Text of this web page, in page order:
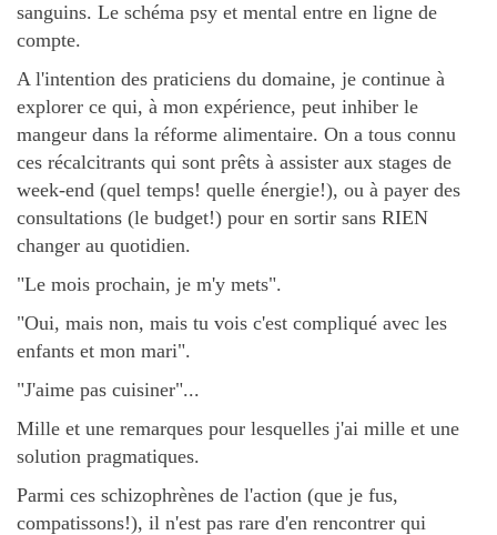
sanguins. Le schéma psy et mental entre en ligne de
compte.
A l'intention des praticiens du domaine, je continue à
explorer ce qui, à mon expérience, peut inhiber le
mangeur dans la réforme alimentaire. On a tous connu
ces récalcitrants qui sont prêts à assister aux stages de
week-end (quel temps! quelle énergie!), ou à payer des
consultations (le budget!) pour en sortir sans RIEN
changer au quotidien.
"Le mois prochain, je m'y mets".
"Oui, mais non, mais tu vois c'est compliqué avec les
enfants et mon mari".
"J'aime pas cuisiner"...
Mille et une remarques pour lesquelles j'ai mille et une
solution pragmatiques.
Parmi ces schizophrènes de l'action (que je fus,
compatissons!), il n'est pas rare d'en rencontrer qui